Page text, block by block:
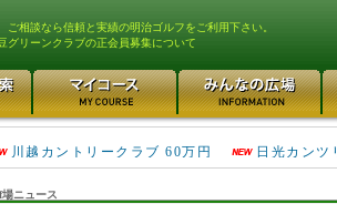
ご相談なら信頼と実績の明治ゴルフをご利用下さい。
グリーンクラブの正会員募集について
津久井湖ゴルフ倶楽部 80万円 鴻巣カント
川越カントリークラブ 60万円
日光カンツ
ニュース